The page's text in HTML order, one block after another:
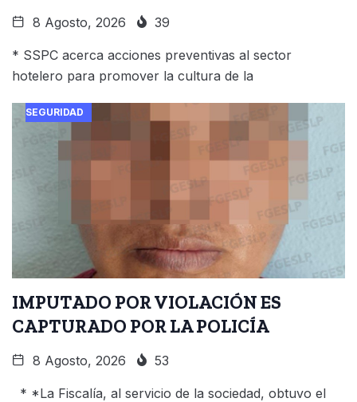
8 Agosto, 2026 39
* SSPC acerca acciones preventivas al sector
hotelero para promover la cultura de la
SEGURIDAD
IMPUTADO POR VIOLACIÓN ES
CAPTURADO POR LA POLICÍA
8 Agosto, 2026 53
* *La Fiscalía, al servicio de la sociedad, obtuvo el